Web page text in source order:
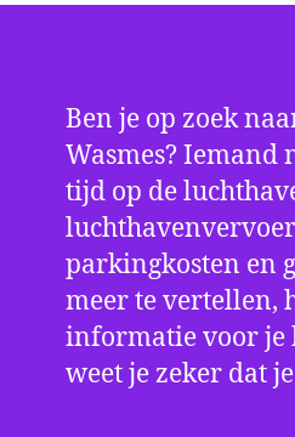
Ben je op zoek
Wasmes? Iemand
tijd op de
parkingkosten en
meer te vertellen,
informatie voor je
weet je zeker dat